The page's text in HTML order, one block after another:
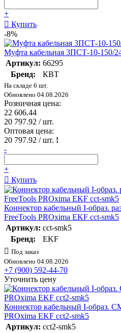
+
Купить
-8%
Муфта кабельная 3ПСТ-10-150/
Артикул: 66295
Бренд:
КВТ
На складе 6 шт.
Обновлено 04.08.2026
Розничная цена:
22 606.44
20 797.92 / шт.
Оптовая цена:
20 797.92 / шт. !
-
+
Купить
Коннектор кабельный I-образ.
FreeTools PROxima EKF cct-smk5
Артикул: cct-smk5
Бренд:
EKF
Под заказ
Обновлено 04.08.2026
+7 (900) 592-44-70
Уточнить цену
Коннектор кабельный I-образ.
PROxima EKF cct2-smk5
Артикул: cct2-smk5